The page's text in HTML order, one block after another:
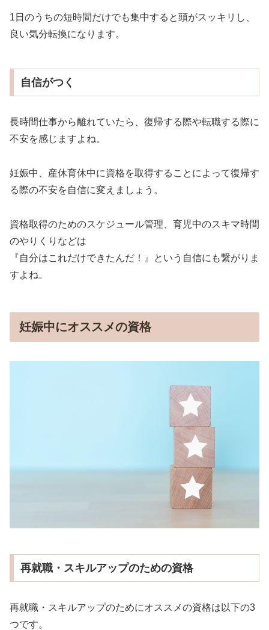
1日のうちの短時間だけでも集中すると頭がスッキリし、
良い気分転換になります。
自信がつく
長時間仕事から離れていたら、復帰する際や転職する際に
不安を感じますよね。
妊娠中、産休育休中に資格を取得することによって復帰す
る際の不安を自信に変えましょう。
資格取得のためのスケジュール管理、育児中のスキマ時間
のやりくりなどは
『自分はこれだけできたんだ！』という自信にも繋がりま
すよね。
妊娠中にオススメの資格
再就職・スキルアップのための資格
再就職・スキルアップのためにオススメの資格は以下の3
つです。